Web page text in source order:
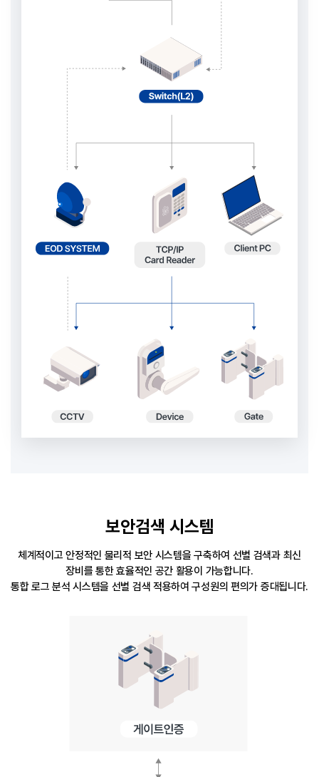
보안검색 시스템
체계적이고 안정적인 물리적 보안 시스템을 구축하여 선별 검색과 최신
장비를 통한 효율적인 공간 활용이 가능합니다.
통합 로그 분석 시스템을 선별 검색 적용하여 구성원의 편의가 증대됩니다.